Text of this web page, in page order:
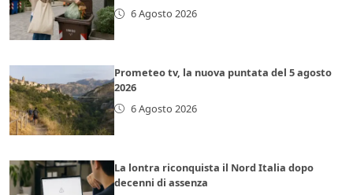
6 Agosto 2026
Prometeo tv, la nuova puntata del 5 agosto
2026
6 Agosto 2026
La lontra riconquista il Nord Italia dopo
decenni di assenza